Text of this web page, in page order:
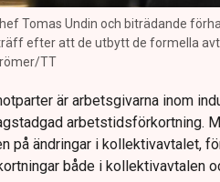
Tomas Undin och biträdande
efter att de utbytt de formella
TT
är arbetsgivarna inom
arbetstidsförkortning.
på ändringar i kollektivavtalet,
både i kollektivavtalen